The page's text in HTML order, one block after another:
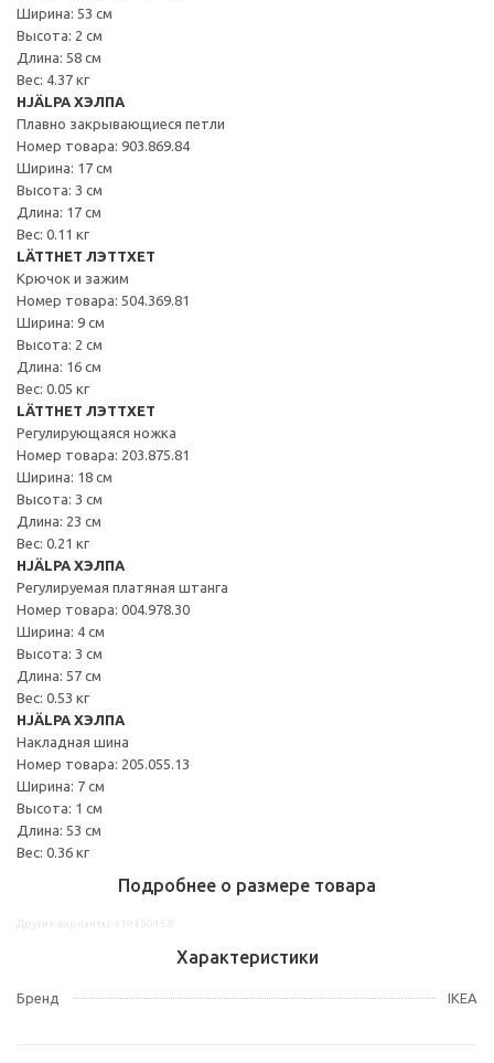
Ширина: 53 см
Высота: 2 см
Длина: 58 см
Вес: 4.37 кг
HJÄLPA ХЭЛПА
Плавно закрывающиеся петли
Номер товара: 903.869.84
Ширина: 17 см
Высота: 3 см
Длина: 17 см
Вес: 0.11 кг
LÄTTHET ЛЭТТХЕТ
Крючок и зажим
Номер товара: 504.369.81
Ширина: 9 см
Высота: 2 см
Длина: 16 см
Вес: 0.05 кг
LÄTTHET ЛЭТТХЕТ
Регулирующаяся ножка
Номер товара: 203.875.81
Ширина: 18 см
Высота: 3 см
Длина: 23 см
Вес: 0.21 кг
HJÄLPA ХЭЛПА
Регулируемая платяная штанга
Номер товара: 004.978.30
Ширина: 4 см
Высота: 3 см
Длина: 57 см
Вес: 0.53 кг
HJÄLPA ХЭЛПА
Накладная шина
Номер товара: 205.055.13
Ширина: 7 см
Высота: 1 см
Длина: 53 см
Вес: 0.36 кг
Подробнее о размере товара
Характеристики
Бренд IKEA